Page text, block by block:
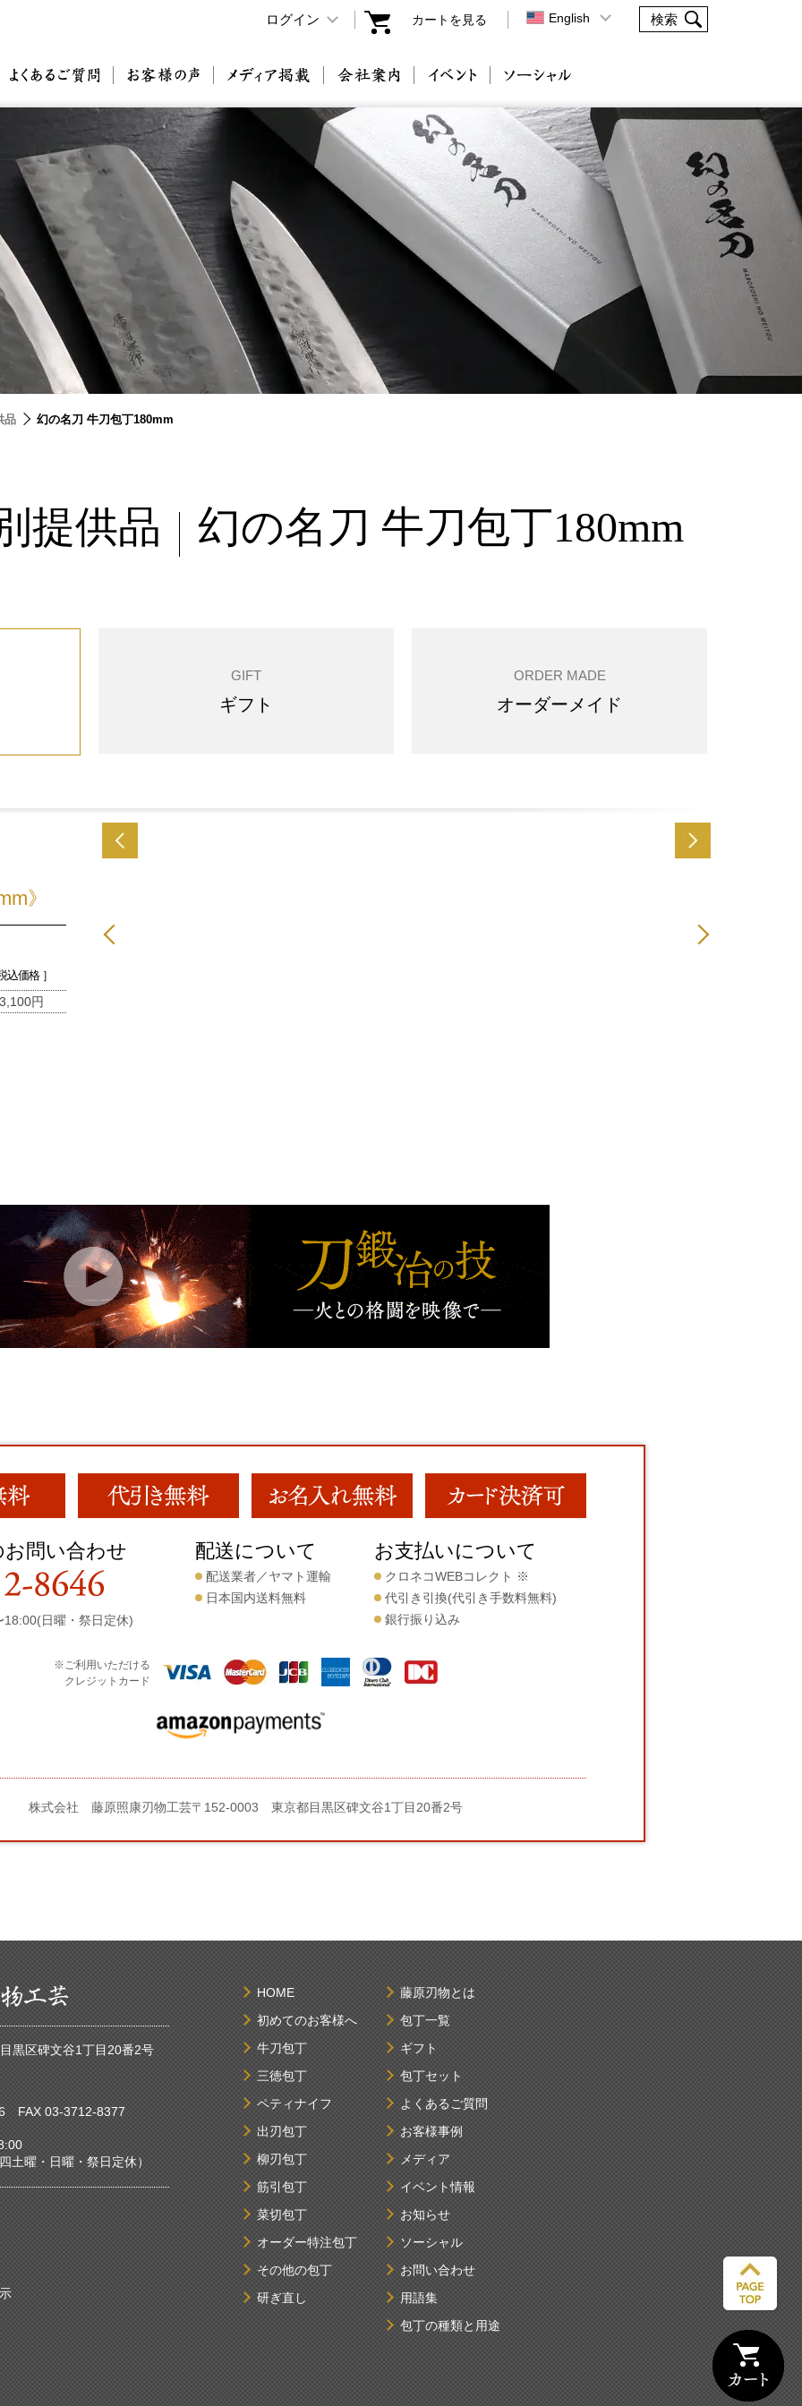
ログイン カートを見る English
刃物とは よくあるご質問 お客様の声 メディア掲載 会社案内 イベント
品 幻の名刀 牛刀包丁180mm
提供品 幻の名刀 牛刀包丁180mm
GIFT
ギフト
ORDER MADE
オーダーメイド
》
込価格 ］
円
問い合わせ
日曜・祭日定休)
配送について
配送業者／ヤマト運輸
日本国内送料無料
お支払いについて
クロネコWEBコレクト ※
代引き引換(代引き手数料無料)
銀行振り込み
※ご利用いただける
クレジットカード
株式会社 藤原照康刃物工芸〒152-0003 東京都目黒区碑文谷1丁目20番2号
黒区碑文谷1丁目20番2号
FAX 03-3712-8377
日曜・祭日定休）
HOME
初めてのお客様へ
牛刀包丁
三徳包丁
ペティナイフ
出刃包丁
柳刃包丁
筋引包丁
菜切包丁
オーダー特注包丁
その他の包丁
研ぎ直し
藤原刃物とは
包丁一覧
ギフト
包丁セット
よくあるご質問
お客様事例
メディア
イベント情報
お知らせ
ソーシャル
お問い合わせ
用語集
包丁の種類と用途